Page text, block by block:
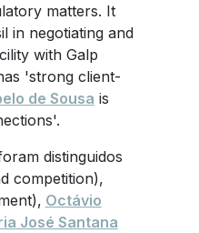
matters. It
in negotiating and
with Galp
'strong client-
de Sousa is
distinguidos
competition),
Octávio
José Santana